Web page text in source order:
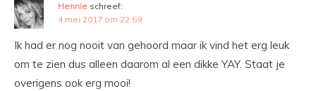
Hennie schreef:
4 mei 2017 om 22:59
Ik had er nog nooit van gehoord maar ik vind het erg leuk
om te zien dus alleen daarom al een dikke YAY. Staat je
overigens ook erg mooi!